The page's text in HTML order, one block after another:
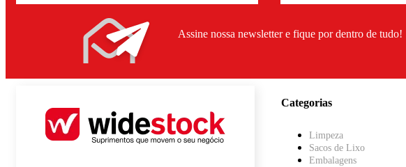
Assine nossa newsletter e fique por dentro de tudo!
Categorias
Limpeza
Sacos de Lixo
Embalagens